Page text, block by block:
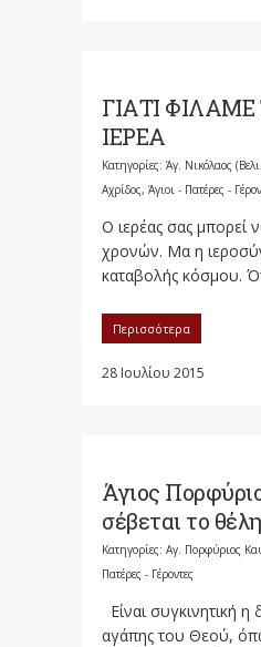
ΓΙΑΤΙ
ΙΕΡΕΑ
Κατηγορίες: Άγ. Νικόλαος
Αχρίδος, Άγιοι - Πατέρες -
Ο ιερέας σας μπορεί
χρονών. Μα η
καταβολής κόσμου.
Περισσότερα
28 Ιουλίου 2015
Άγιος
σέβεται το
Κατηγορίες: Αγ. Πορφύριος
Πατέρες - Γέροντες
Είναι συγκινητική η
αγάπης του Θεού,